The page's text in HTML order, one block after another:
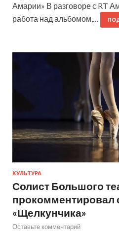
Амарии» В разговоре с RT
работа над альбомом,…
КУЛЬТУРА
Солист Большого
прокомментировал
«Щелкунчика»
Оставьте комментарий